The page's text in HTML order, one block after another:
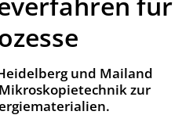
und Mai­land
zur